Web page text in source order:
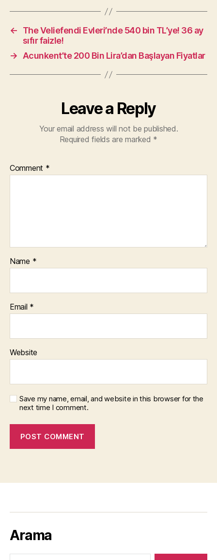
←
The Veliefendi Evleri’nde 540 bin TL’ye! 36 ay
sıfır faizle!
→
Acunkent’te 200 Bin Lira’dan Başlayan Fiyatlar
Leave a Reply
Your email address will not be published.
Required fields are marked *
Comment *
Name *
Email *
Website
Save my name, email, and website in this browser for the
next time I comment.
Arama